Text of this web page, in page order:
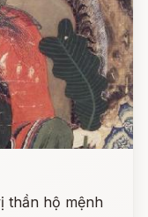
thần hộ mệnh